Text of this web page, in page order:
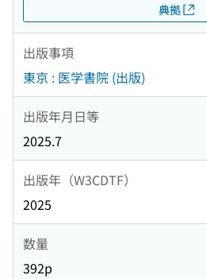
典拠
出版事項
東京 : 医学書院 (出版)
出版年月日等
2025.7
出版年（W3CDTF）
2025
数量
392p